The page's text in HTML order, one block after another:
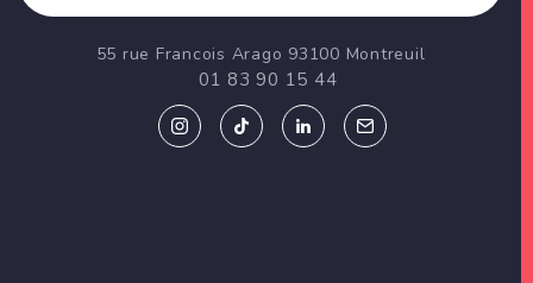
55 rue Francois Arago 93100 Montreuil
01 83 90 15 44